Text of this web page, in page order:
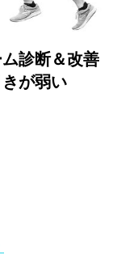
診断＆改善
が弱い